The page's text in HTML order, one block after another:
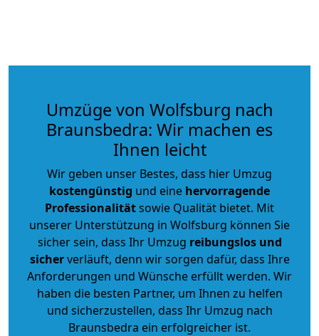
Umzüge von Wolfsburg nach
Braunsbedra: Wir machen es
Ihnen leicht
Wir geben unser Bestes, dass hier Umzug
kostengünstig und eine hervorragende
Professionalitätsowie Qualität bietet. Mit
unserer Unterstützung in Wolfsburg können Sie
sicher sein, dass Ihr Umzug reibungslos und
sicherverläuft, denn wir sorgen dafür, dass Ihre
Anforderungen und Wünsche erfüllt werden. Wir
haben die besten Partner, um Ihnen zu helfen
und sicherzustellen, dass Ihr Umzug nach
Braunsbedra ein erfolgreicher ist.